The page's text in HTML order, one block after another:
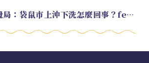
EP.213 川普大攪局：袋鼠市上沖下洗怎麼回事？feat. Alvin